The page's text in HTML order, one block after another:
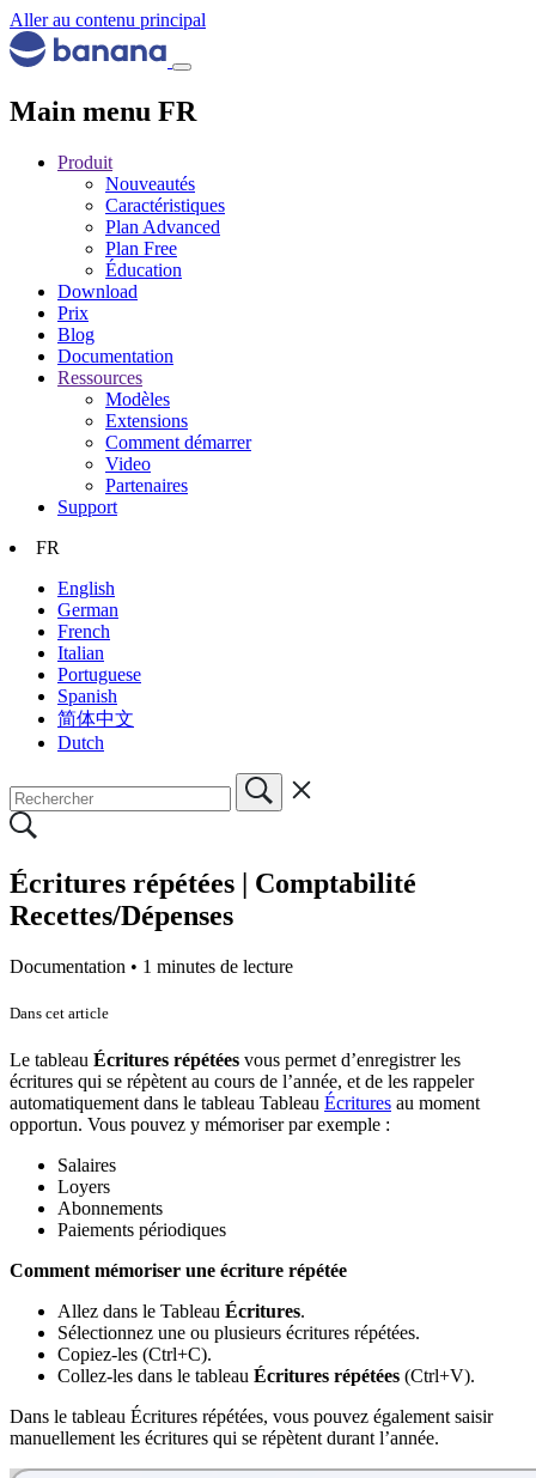
Aller au contenu principal
Main menu FR
Produit
Nouveautés
Caractéristiques
Plan Advanced
Plan Free
Éducation
Download
Prix
Blog
Documentation
Ressources
Modèles
Extensions
Comment démarrer
Video
Partenaires
Support
FR
English
German
French
Italian
Portuguese
Spanish
简体中文
Dutch
Écritures répétées | Comptabilité
Recettes/Dépenses
Documentation • 1 minutes de lecture
Dans cet article
Le tableau Écritures répétées vous permet d’enregistrer les
écritures qui se répètent au cours de l’année, et de les rappeler
automatiquement dans le tableau Tableau Écritures au moment
opportun. Vous pouvez y mémoriser par exemple :
Salaires
Loyers
Abonnements
Paiements périodiques
Comment mémoriser une écriture répétée
Allez dans le Tableau Écritures.
Sélectionnez une ou plusieurs écritures répétées.
Copiez-les (Ctrl+C).
Collez-les dans le tableau Écritures répétées (Ctrl+V).
Dans le tableau Écritures répétées, vous pouvez également saisir
manuellement les écritures qui se répètent durant l’année.